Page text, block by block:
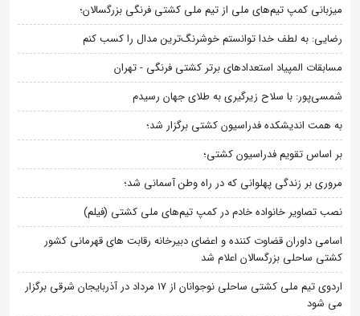
میزبانی کمپ تیم‌های ملی از تیم ملی کشتی فرنگی بزرگسالان؛
رضایی: به لطف خدا توانستم خوشرنگ‌ترین مدال را کسب کنم
مسابقات المپیاد استعدادهای برتر کشتی فرنگی - تهران
شمسی‌پور: با سلاح زیرگیری به طلای جهان رسیدم
به همت اندیشکده فدراسیون کشتی برگزار شد؛
بر اساس تقویم فدراسیون کشتی؛
مروری بر زندگی پهلوانی که در راه وطن آسمانی شد؛
نصب تصاویر خانواده خادم در کمپ تیم‌های ملی کشتی (فیلم)
اسامی داوران قضاوت کننده و اعضای دبیرخانه رقابت های قهرمانی کشور
کشتی ساحلی بزرگسالان اعلام شد
اردوی تیم ملی کشتی ساحلی نوجوانان از 17 مرداد در آذربایجان شرقی برگزار
می شود